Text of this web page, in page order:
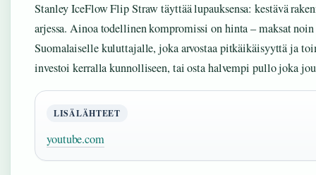
Stanley IceFlow Flip Straw täyttää lupauksensa: kestävä
arjessa. Ainoa todellinen kompromissi on hinta – maksat noin
Suomalaiselle kuluttajalle, joka arvostaa pitkäikäisyyttä ja
investoi kerralla kunnolliseen, tai osta halvempi pullo joka
LISÄLÄHTEET
youtube.com